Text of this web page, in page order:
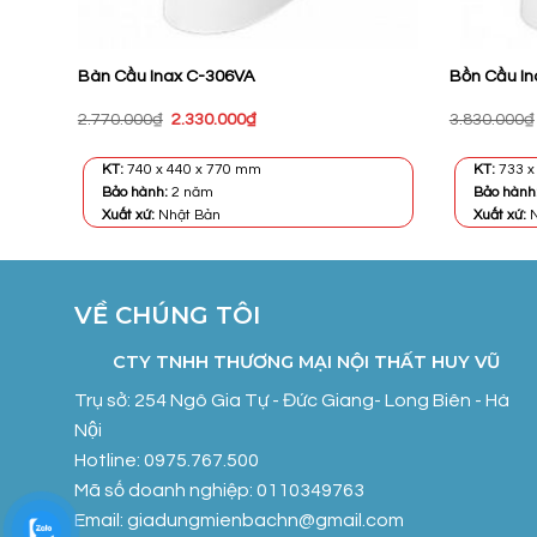
Bàn Cầu Inax C-306VA
2.770.000₫ Giá
2.770.000₫.
2.330.000₫Giá
là:
KT: 740 x 440 x 770 mm
Bảo hành:2 năm
Xuất xứ: Nhật Bản
Bồn Cầu
3.830.000₫
KT: 733
Bảo
Xuất xứ:
VỀ CHÚNG TÔI
CTY TNHH THƯƠNG MẠI NỘI THẤT HUY VŨ
Trụ sở: 254 Ngô Gia Tự - Đức Giang- Long Biên - Hà
Nội
Hotline: 0975.767.500
Mã số doanh nghiệp: 0110349763
Email: giadungmienbachn@gmail.com